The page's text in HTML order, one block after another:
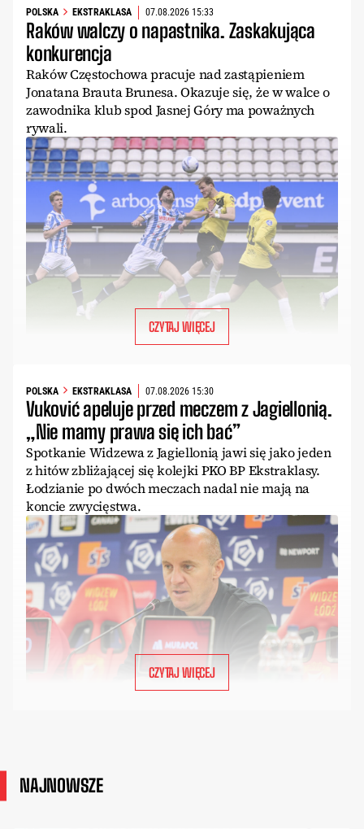
POLSKA EKSTRAKLASA 07.08.2026 15:33
Raków walczy o napastnika. Zaskakująca
konkurencja
Raków Częstochowa pracuje nad zastąpieniem
Jonatana Brauta Brunesa. Okazuje się, że w walce o
zawodnika klub spod Jasnej Góry ma poważnych
rywali.
CZYTAJ WIĘCEJ
POLSKA EKSTRAKLASA 07.08.2026 15:30
Vuković apeluje przed meczem z Jagiellonią.
„Nie mamy prawa się ich bać”
Spotkanie Widzewa z Jagiellonią jawi się jako jeden
z hitów zbliżającej się kolejki PKO BP Ekstraklasy.
Łodzianie po dwóch meczach nadal nie mają na
koncie zwycięstwa.
CZYTAJ WIĘCEJ
NAJNOWSZE